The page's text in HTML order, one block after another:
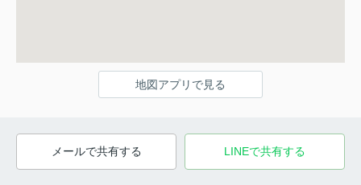
地図アプリで見る
メールで共有する LINEで共有する